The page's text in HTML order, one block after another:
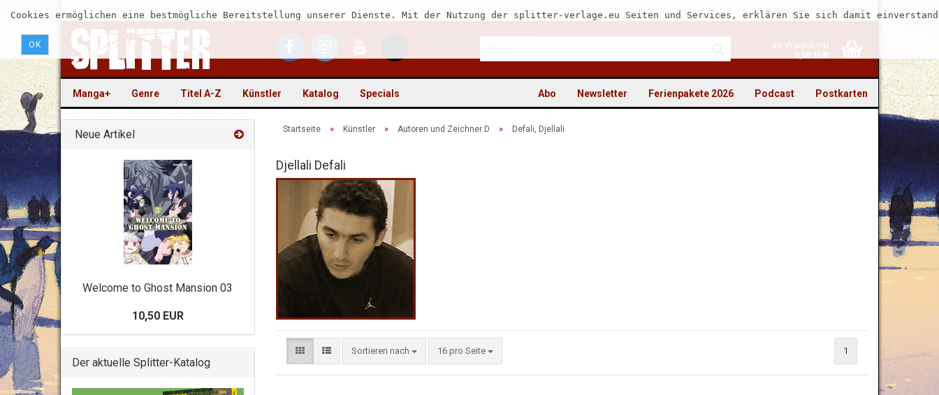
Kundenlogin Merkzettel
Ihr Warenkorb
0,00 EUR
Cookies ermöglichen eine bestmögliche Bereitstellung unserer Dienste. Mit der Nutzung der splitter-verlage.eu Seiten und Services, erklären Sie sich damit
OK
Manga+ Genre Titel A-Z Künstler Katalog Specials Postkarten
Podcast
Ferienpakete 2026
Newsletter
Abo
Startseite » Künstler » Autoren und Zeichner D » Defali, Djellali
Djellali Defali
Sortieren nach 16 pro Seite 1
Neue Artikel
Welcome to Ghost Mansion 03
10,50 EUR
Der aktuelle Splitter-Katalog